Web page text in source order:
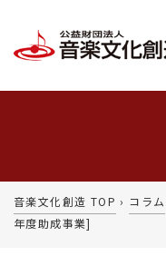
音楽文化創造 TOP › コラム
年度助成事業]